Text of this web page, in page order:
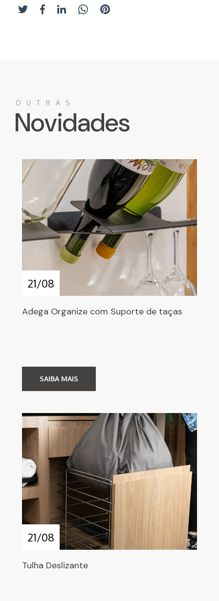
OUTRAS
Novidades
21/08
Adega Organize com Suporte de taças
SAIBA MAIS
21/08
Tulha Deslizante